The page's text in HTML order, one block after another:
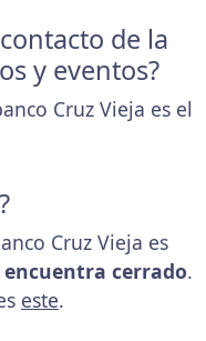
de la
y eventos?
Cruz Vieja es el
Cruz Vieja es
cerrado.
este.